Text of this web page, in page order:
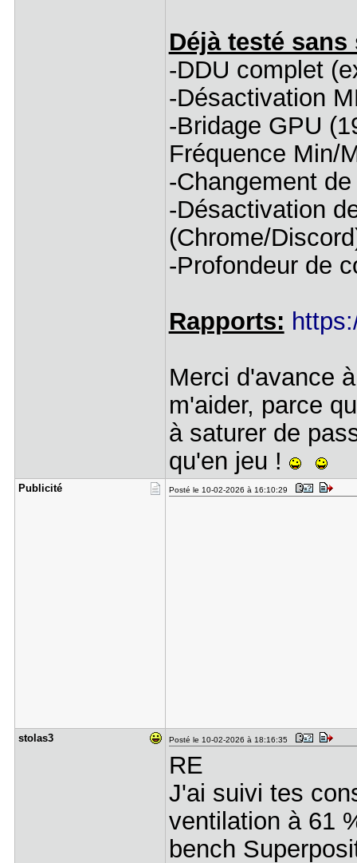
Déjà testé
-DDU complet
-Désactivation
-Bridage GPU
Fréquence Min/
-Changement
-Désactivation
(Chrome/
-Profondeur de
Rapports:
Merci d'avance
m'aider, parce
à saturer de
qu'en jeu !
Publicité Posté le 10-02-2026 à 16:10:29
stolas3 Posté le 10-02-2026 à 18:16:35
RE
J'ai suivi tes
ventilation à 61
bench